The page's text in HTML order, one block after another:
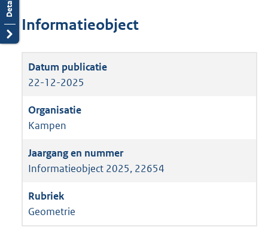
Informatieobject
22-12-2025
Kampen
Informatieobject 2025, 22654
Geometrie